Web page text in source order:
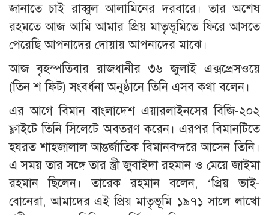
জানাতে চাই রাব্বুল আলামিনের দরবারে। তার অশেষ
রহমতে আজ আমি আমার প্রিয় মাতৃভূমিতে ফিরে আসতে
পেরেছি আপনাদের দোয়ায় আপনাদের মাঝে।
আজ বৃহস্পতিবার রাজধানীর ৩৬ জুলাই এক্সপ্রেসওয়ে
(তিন শ ফিট) সংবর্ধনা অনুষ্ঠানে তিনি এসব কথা বলেন।
এর আগে বিমান বাংলাদেশ এয়ারলাইনসের বিজি-২০২
ফ্লাইটে তিনি সিলেটে অবতরণ করেন। এরপর বিমানটিতে
হযরত শাহজালাল আন্তর্জাতিক বিমানবন্দরে আসেন তিনি।
এ সময় তার সঙ্গে তার স্ত্রী জুবাইদা রহমান ও মেয়ে জাইমা
রহমান ছিলেন। তারেক রহমান বলেন, ‘প্রিয় ভাই-
বোনেরা, আমাদের এই প্রিয় মাতৃভূমি ১৯৭১ সালে লাখো